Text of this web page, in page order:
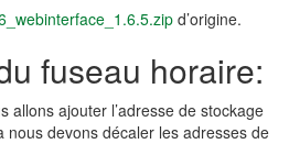
d’origine.
fuseau horaire:
allons ajouter l’adresse de stockage
devons décaler les adresses de